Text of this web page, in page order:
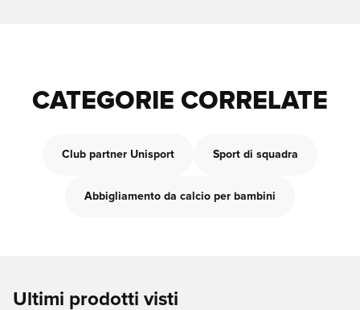
CATEGORIE CORRELATE
Club partner Unisport Sport di squadra
Abbigliamento da calcio per bambini
Ultimi prodotti visti